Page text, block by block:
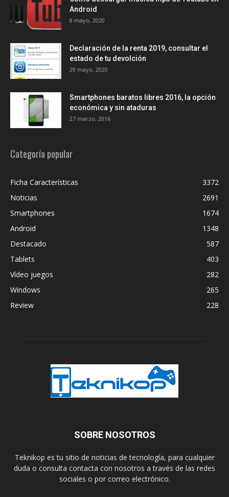
Android
8 mayo, 2020
Declaración de la renta 2019, consultar el
estado de tu devolción
29 mayo, 2020
Smartphones baratos libres 2016, la opción
económica y sin ataduras
27 marzo, 2016
Categoría popular
Ficha Características
3372
Noticias
2691
Smartphones
1674
Android
1348
Destacado
587
Tablets
403
Vídeo juegos
282
Windows
265
Review
228
SOBRE NOSOTROS
Teknikop es tu sitio de noticias de tecnología, para cualquier
duda o consulta contacta con nosotros a través de las redes
sociales o por correo electrónico.